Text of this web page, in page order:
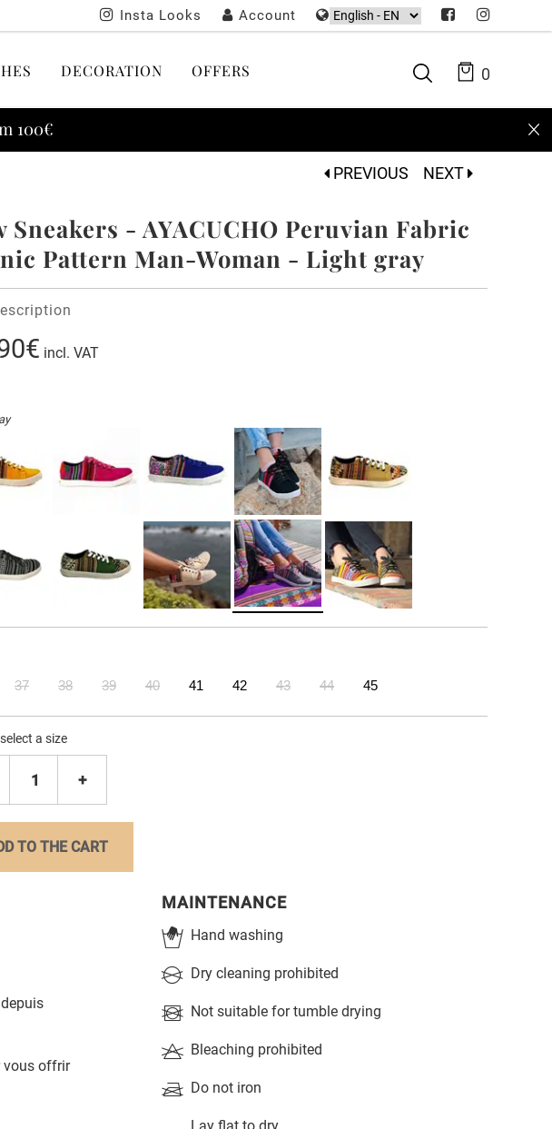
Insta Looks Account
DECORATION OFFERS 0
100€
PREVIOUS NEXT
Sneakers - AYACUCHO Peruvian Fabric
Pattern Man-Woman - Light gray
incl. VAT
37 38 39 40 41 42 43 44 45
a size
1 +
TO THE CART
vous offrir
MAINTENANCE
Hand washing
Dry cleaning prohibited
Not suitable for tumble drying
Bleaching prohibited
Do not iron